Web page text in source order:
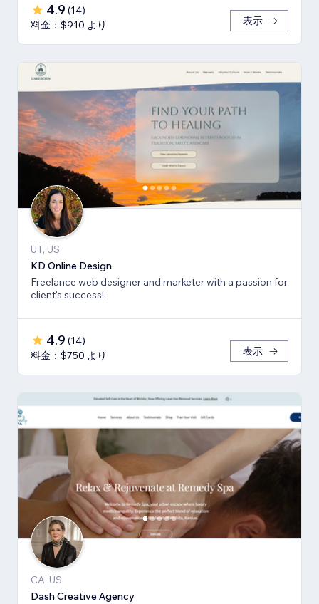
4.9 (14)
料金：$910 より
表示
UT, US
KD Online Design
Freelance web designer and marketer with a passion for
client's success!
4.9 (14)
料金：$750 より
表示
CA, US
Dash Creative Agency